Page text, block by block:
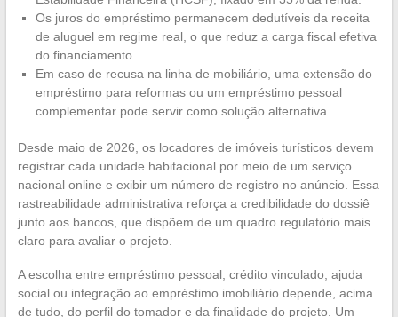
Os juros do empréstimo permanecem dedutíveis da receita
de aluguel em regime real, o que reduz a carga fiscal efetiva
do financiamento.
Em caso de recusa na linha de mobiliário, uma extensão do
empréstimo para reformas ou um empréstimo pessoal
complementar pode servir como solução alternativa.
Desde maio de 2026, os locadores de imóveis turísticos devem
registrar cada unidade habitacional por meio de um serviço
nacional online e exibir um número de registro no anúncio. Essa
rastreabilidade administrativa reforça a credibilidade do dossiê
junto aos bancos, que dispõem de um quadro regulatório mais
claro para avaliar o projeto.
A escolha entre empréstimo pessoal, crédito vinculado, ajuda
social ou integração ao empréstimo imobiliário depende, acima
de tudo, do perfil do tomador e da finalidade do projeto. Um